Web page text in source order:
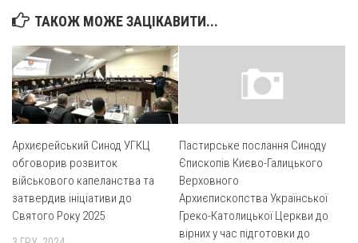
Св. Миколая (с. Деменки)
Успіння Пресвятої Богородиці (м. Кременчук)
Успіння Пресвятої Богородиці (м. Лубни)
Парохії Сумської області
Введення в храм Богородиці (м. Суми)
Матері Божої Неустанної Помочі (м. Охтирка)
Монастирі
Свято-Покровський монастир оо Василіян
Свято-Івано-Павлівський монастир сестер Згромадження
ТАКОЖ МОЖЕ ЗАЦІКАВИТИ...
Архиєрейський Синод УГКЦ
обговорив розвиток
військового капеланства та
затвердив ініціативи до
Святого Року 2025
Пастирське послання Синоду
Єпископів Києво-Галицького
Верховного
Архиєпископства Української
Греко-Католицької Церкви до
вірних у час підготовки до